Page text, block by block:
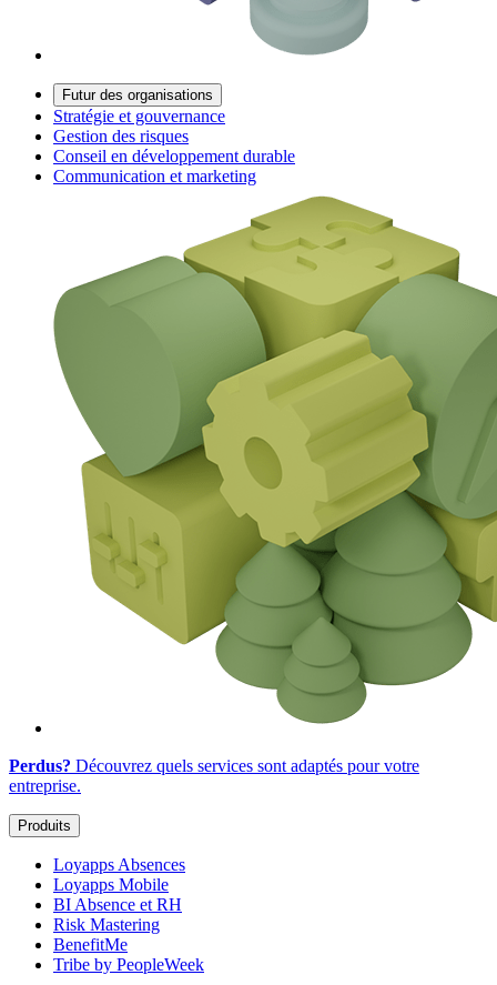
Futur des organisations
Stratégie et gouvernance
Gestion des risques
Conseil en développement durable
Communication et marketing
Perdus? Découvrez quels services sont adaptés pour votre
entreprise.
Produits
Loyapps Absences
Loyapps Mobile
BI Absence et RH
Risk Mastering
BenefitMe
Tribe by PeopleWeek